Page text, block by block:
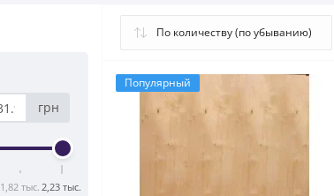
грн
1,82 тыс. 2,23 тыс.
Популярный